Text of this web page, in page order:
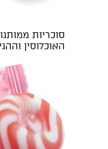
סוכריות
האוכלוסין